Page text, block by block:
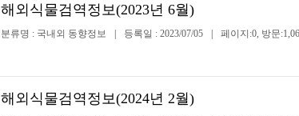
해외식물검역정보(2023년 6월)
분류명 : 국내외 동향정보 등록일 : 2023/07/05 페이지:0, 방문
해외식물검역정보(2024년 2월)